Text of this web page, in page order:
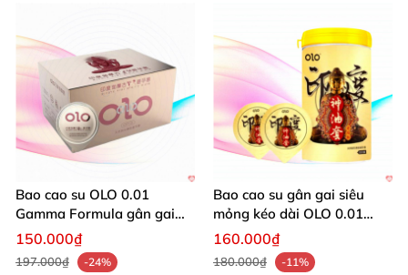
Bao cao su OLO 0.01
Gamma Formula gân gai
kéo dài thời gian 10 cái
150.000₫
197.000₫
-24%
Bao cao su gân gai siêu
mỏng kéo dài OLO 0.01
Ống Phật Tròn 10 cái
160.000₫
180.000₫ -11%